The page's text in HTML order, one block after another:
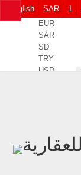
English
SAR
EUR
SAR
SD
TRY
USD
1